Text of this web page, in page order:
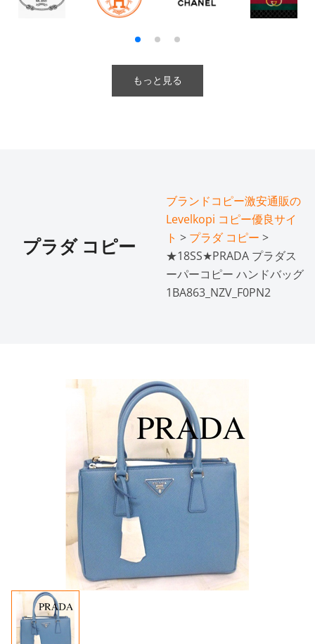
もっと見る
プラダ コピー
ブランドコピー激安通販の
Levelkopi コピー優良サイ
ト > プラダ コピー >
★18SS★PRADA プラダス
ーパーコピー ハンドバッグ
1BA863_NZV_F0PN2